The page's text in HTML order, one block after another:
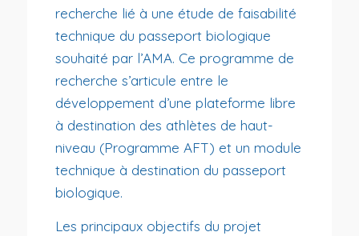
recherche lié à une étude de faisabilité
technique du passeport biologique
souhaité par l’AMA. Ce programme de
recherche s’articule entre le
développement d’une plateforme libre
à destination des athlètes de haut-
niveau (Programme AFT) et un module
technique à destination du passeport
biologique.
Les principaux objectifs du projet